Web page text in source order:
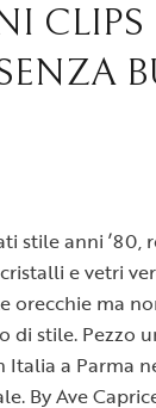
CLIPS
stile anni ’80,
e vetri
orecchie ma
di stile. Pezzo
a Parma
By Ave